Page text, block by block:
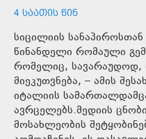
4 ᲡᲐᲐᲗᲘᲡ ᲬᲘᲜ
სიცილიის
წინანდელი რომაული
რომელიც, სავარაუდოდ,
მიეკუთვნება, – ამის
იტალიის
ავრცელებს.მედიის
მოსახლეობის